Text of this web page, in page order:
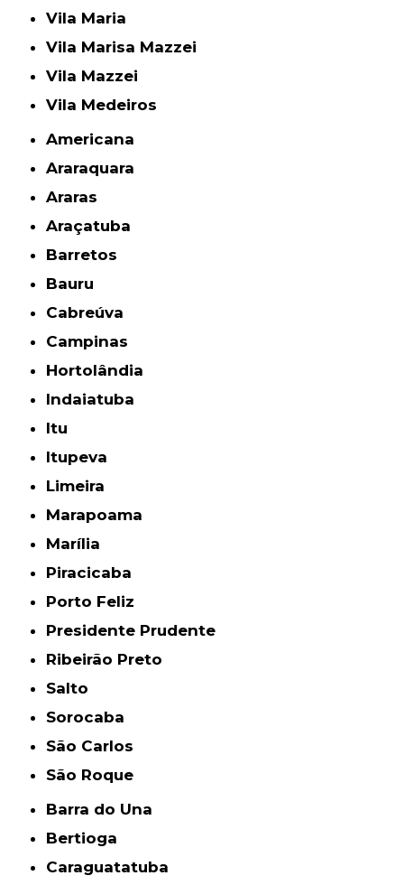
Vila Maria
Vila Marisa Mazzei
Vila Mazzei
Vila Medeiros
Americana
Araraquara
Araras
Araçatuba
Barretos
Bauru
Cabreúva
Campinas
Hortolândia
Indaiatuba
Itu
Itupeva
Limeira
Marapoama
Marília
Piracicaba
Porto Feliz
Presidente Prudente
Ribeirão Preto
Salto
Sorocaba
São Carlos
São Roque
Barra do Una
Bertioga
Caraguatatuba